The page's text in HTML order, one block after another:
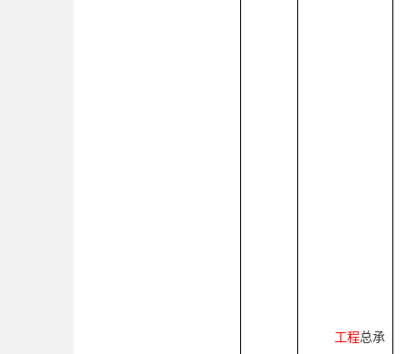
工程总承